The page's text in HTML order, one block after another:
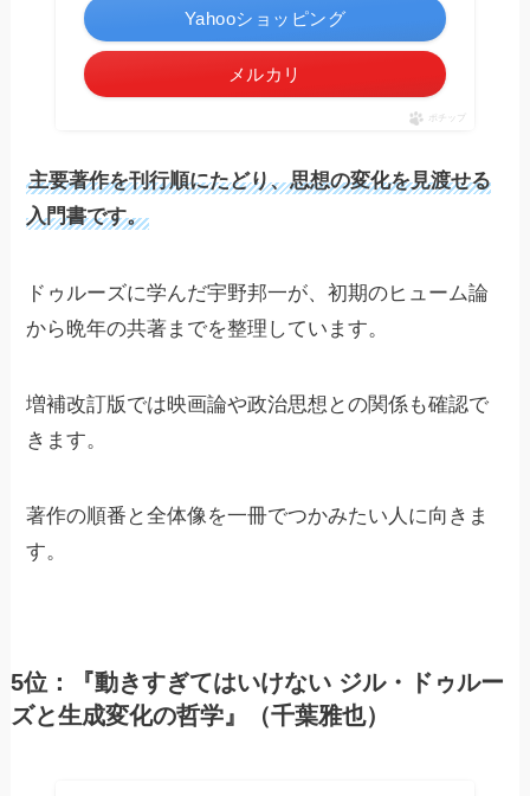
Yahooショッピング
メルカリ
ポチップ
主要著作を刊行順にたどり、思想の変化を見渡せる
入門書です。
ドゥルーズに学んだ宇野邦一が、初期のヒューム論
から晩年の共著までを整理しています。
増補改訂版では映画論や政治思想との関係も確認で
きます。
著作の順番と全体像を一冊でつかみたい人に向きま
す。
5位：『動きすぎてはいけない ジル・ドゥルー
ズと生成変化の哲学』（千葉雅也）